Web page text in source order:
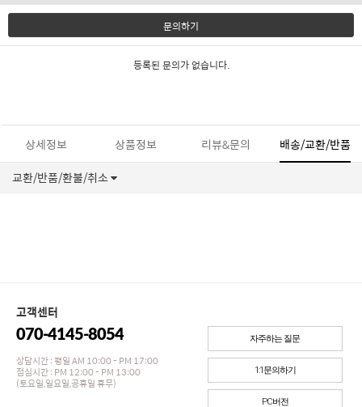
문의하기
등록된 문의가 없습니다.
상세정보 상품정보 리뷰&문의
배송/교환/반품
교환/반품/환불/취소
고객센터
070-4145-8054
상담시간 : 평일 AM 10:00 - PM 17:00
점심시간 : PM 12:00 - PM 13:00
(토요일,일요일,공휴일 휴무)
자주하는 질문
1:1문의하기
PC버전